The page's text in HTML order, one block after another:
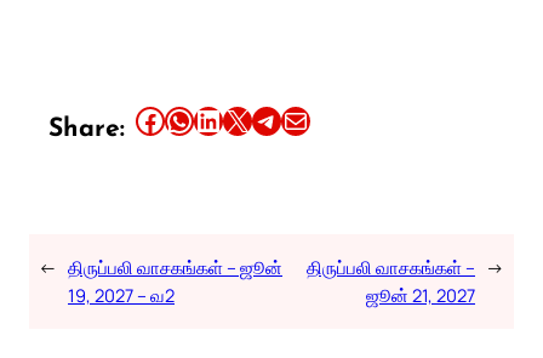
Share: Share this article on Facebook Share this article on WhatsApp Share this article on LinkedIn Share this article on X Share this article on TelegramEmail this Article
← திருப்பலி வாசகங்கள் – ஜூன்
19, 2027 – வ2
திருப்பலி வாசகங்கள் –
ஜூன் 21, 2027
→